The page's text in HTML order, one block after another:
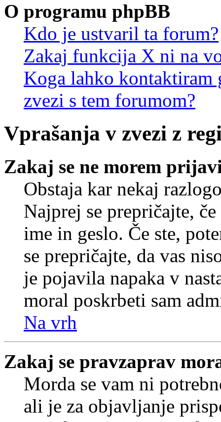
O programu phpBB
Kdo je ustvaril ta forum?
Zakaj funkcija X ni na
Koga lahko kontaktiram
zvezi s tem forumom?
Vprašanja v zvezi z
Zakaj se ne morem
Obstaja kar nekaj
Najprej se prepričajte,
ime in geslo. Če ste,
se prepričajte, da vas
je pojavila napaka v
moral poskrbeti sam
Na vrh
Zakaj se pravzaprav
Morda se vam ni
ali je za objavljanje